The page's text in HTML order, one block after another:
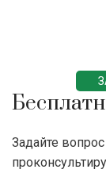
Задайте